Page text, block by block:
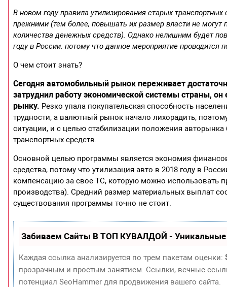
В новом году правила утилизирования старых
прежними (тем более, повышать их размер власти не могут
количества денежных средств). Однако нелишним будет
году в России. потому что данное мероприятие
О чем стоит знать?
Сегодня автомобильный рынок переживает
затруднил работу экономической системы страны,
рынку. Резко упала покупательская способность
трудности, а валютный рынок начало лихорадить,
ситуации, и с целью стабилизации положения
транспортных средств.
Основной целью программы является экономия
средства, потому что утилизация авто в 2018 году в
компенсацию за свое ТС, которую можно использовать
производства). Средний размер материальных выплат
существования программы точно не стоит.
Забиваем Сайты В ТОП КУВАЛДОЙ - Уникальные
Каждая ссылка анализируется по трем пакетам оценки:
прозрачным и простым занятием. Ссылки, вечные
потенциал SeoHammer для продвижения вашего сайта.